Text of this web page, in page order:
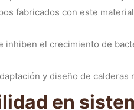
fabricados con este
inhiben el crecimiento de
y diseño de calderas
en